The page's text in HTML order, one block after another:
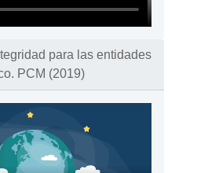
para las entidades
PCM (2019)